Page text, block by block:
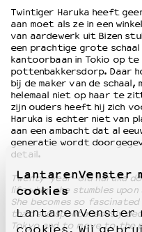
LantarenVenster
cookies
LantarenVenster
Wie is wie
Word vriend
Historie
Partners
Huisregels
Privacyverklaring
Integriteits- en
Duurzaamheid
Culturele boycot Israël
Ruimte voor artistieke
Twintiger Haruka heeft
aan moet als ze in een
van aardewerk uit Bizen
een prachtige grote
kantoorbaan in Tokio op
pottenbakkersdorp. Daar
bij de maker van de
helemaal niet op haar te
zijn ouders heeft hij zich
Haruka is echter niet van
aan een ambacht dat al
generatie wordt
detail.
Twenty-year-old Haruka
life when she stumbles
She becomes so
that she spontaneously
Tokyo and to move to the